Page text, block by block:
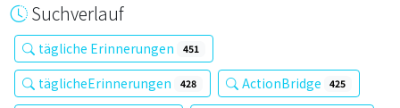
Suchverlauf
tägliche Erinnerungen 451
täglicheErinnerungen 428 ActionBridge 425